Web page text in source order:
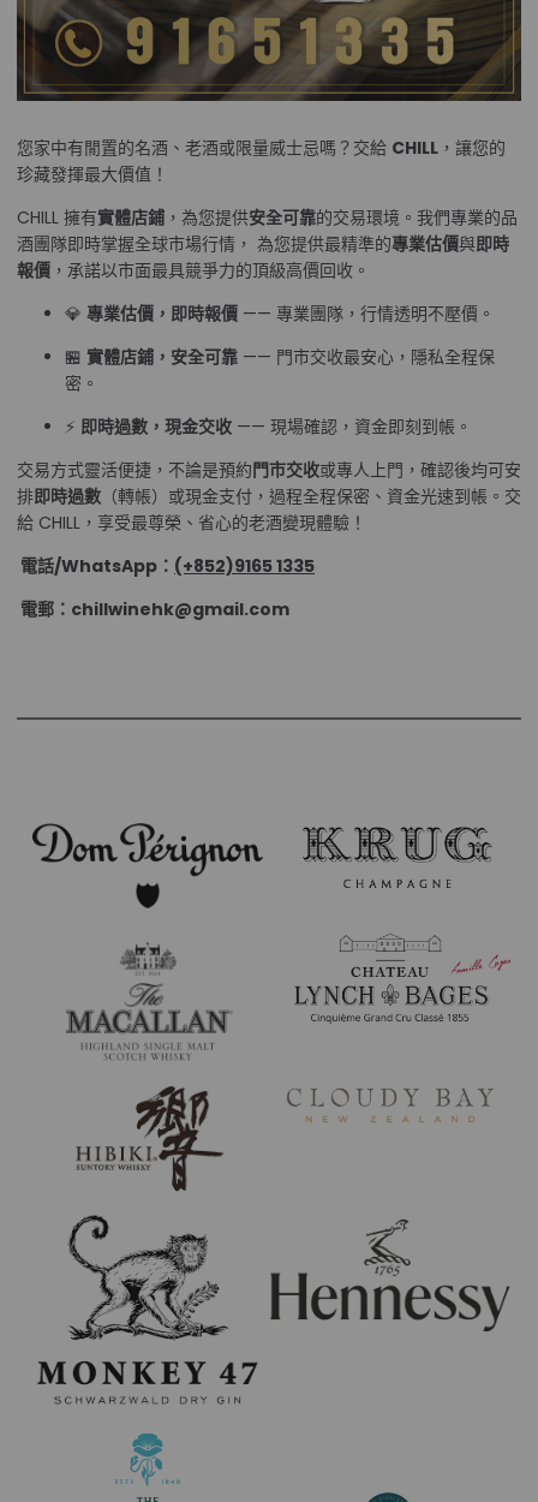
您家中有閒置的名酒、老酒或限量威士忌嗎？交給 CHILL ，讓您的
珍藏發揮最大價值！
CHILL 擁有實體店鋪 ，為您提供安全可靠的交易環境。我們專業的品
酒團隊即時掌握全球市場行情， 為您提供最精準的專業估價與即時
報價 ，承諾以市面最具競爭力的頂級高價回收。
💎 專業估價，即時報價 —— 專業團隊，行情透明不壓價。
🏪 實體店鋪，安全可靠 —— 門市交收最安心，隱私全程保
密。
⚡ 即時過數，現金交收 —— 現場確認，資金即刻到帳。
交易方式靈活便捷，不論是預約門市交收或專人上門，確認後均可安
排即時過數 （轉帳）或現金支付，過程全程保密、資金光速到帳。交
給 CHILL，享受最尊榮、省心的老酒變現體驗！
電話/WhatsApp： (+852)9165 1335
電郵：chillwinehk@gmail.com